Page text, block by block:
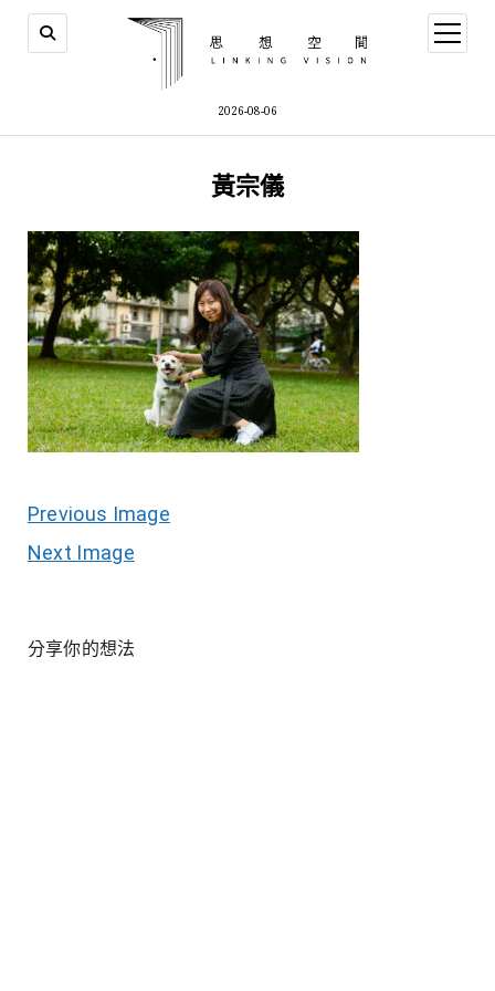
2026-08-06
open
menu
黃宗儀
Previous Image
Next Image
分享你的想法